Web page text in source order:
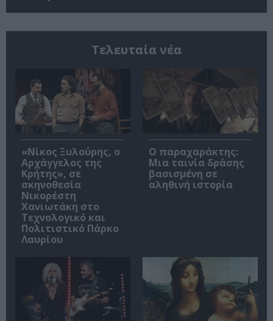
Τελευταία νέα
«Νίκος Ξυλούρης, ο
Αρχάγγελος της
Κρήτης», σε
σκηνοθεσία
Νικορέστη
Χανιωτάκη στο
Τεχνολογικό και
Πολιτιστικό Πάρκο
Λαυρίου
Ο παραχαράκτης:
Μια ταινία δράσης
βασισμένη σε
αληθινή ιστορία